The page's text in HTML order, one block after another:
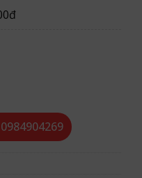
0.01mm Kéo Dài Thời
0984904269